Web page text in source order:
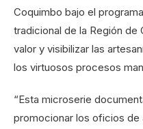
Coquimbo bajo el
tradicional de la Región de
valor y visibilizar las
los virtuosos procesos
“Esta microserie
promocionar los oficios de